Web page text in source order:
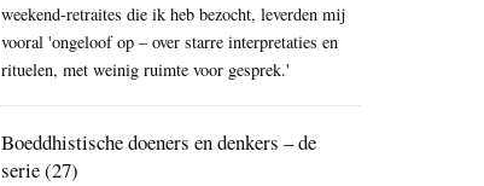
weekend-retraites die ik heb bezocht, leverden mij
vooral 'ongeloof op – over starre interpretaties en
rituelen, met weinig ruimte voor gesprek.'
Boeddhistische doeners en denkers – de
serie (27)